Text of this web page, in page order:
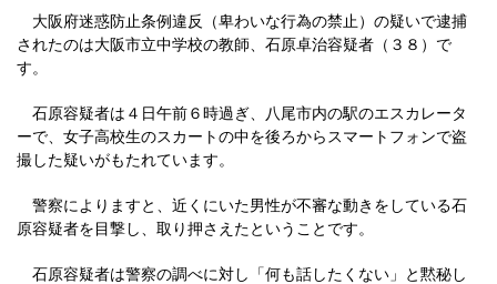
大阪府迷惑防止条例違反（卑わいな行為の禁止）の疑いで逮捕
されたのは大阪市立中学校の教師、石原卓治容疑者（３８）で
す。
石原容疑者は４日午前６時過ぎ、八尾市内の駅のエスカレータ
ーで、女子高校生のスカートの中を後ろからスマートフォンで盗
撮した疑いがもたれています。
警察によりますと、近くにいた男性が不審な動きをしている石
原容疑者を目撃し、取り押さえたということです。
石原容疑者は警察の調べに対し「何も話したくない」と黙秘し